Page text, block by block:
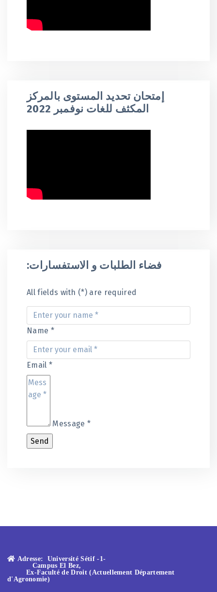
إمتحان تحديد المستوى بالمركز
المكثف للغات نوفمبر 2022
:فضاء الطلبات و الاستفسارات
All fields with (*) are required
Name *
Email *
Message *
Terms and conditions
Adresse: Université Sétif -1-
Campus El Bez,
Ex-Faculté de Droit (Actuellement Département
d'Agronomie)